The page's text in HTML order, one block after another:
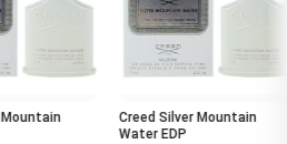
Creed Silver Mountain
Water EDP